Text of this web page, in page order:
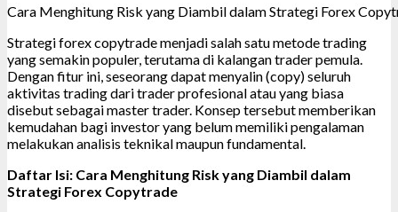
Cara Menghitung Risk yang Diambil dalam Strategi Forex
Strategi forex copytrade menjadi salah satu metode trading
yang semakin populer, terutama di kalangan trader pemula.
Dengan fitur ini, seseorang dapat menyalin (copy) seluruh
aktivitas trading dari trader profesional atau yang biasa
disebut sebagai master trader. Konsep tersebut memberikan
kemudahan bagi investor yang belum memiliki pengalaman
melakukan analisis teknikal maupun fundamental.
Daftar Isi: Cara Menghitung Risk yang Diambil dalam
Strategi Forex Copytrade